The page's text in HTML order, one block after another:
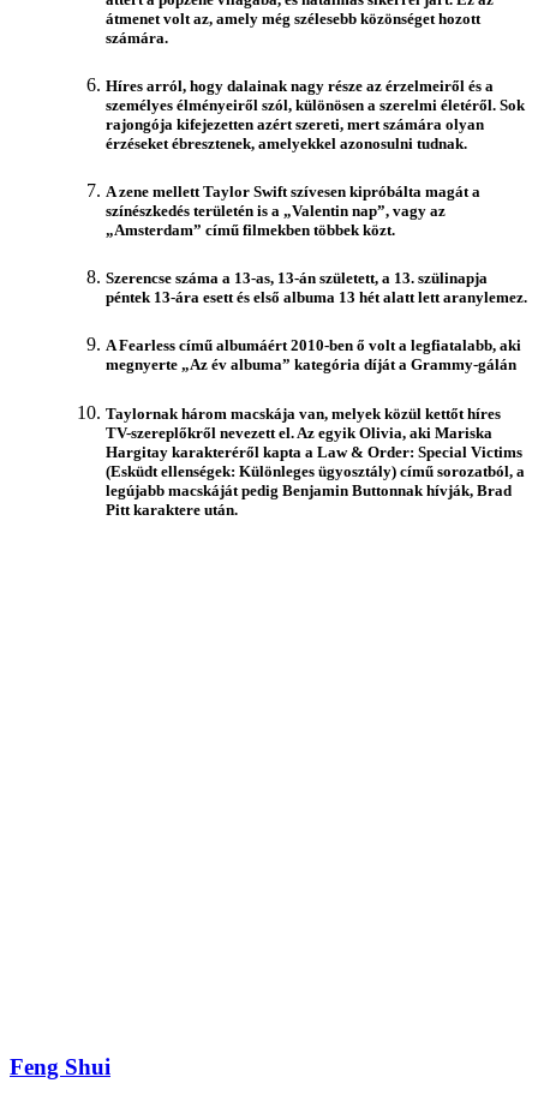
átmenet volt az, amely még szélesebb közönséget hozott
számára.
Híres arról, hogy dalainak nagy része az érzelmeiről és a
személyes élményeiről szól, különösen a szerelmi életéről. Sok
rajongója kifejezetten azért szereti, mert számára olyan
érzéseket ébresztenek, amelyekkel azonosulni tudnak.
A zene mellett Taylor Swift szívesen kipróbálta magát a
színészkedés területén is a „Valentin nap”, vagy az
„Amsterdam” című filmekben többek közt.
Szerencse száma a 13-as, 13-án született, a 13. szülinapja
péntek 13-ára esett és első albuma 13 hét alatt lett aranylemez.
A Fearless című albumáért 2010-ben ő volt a legfiatalabb, aki
megnyerte „Az év albuma” kategória díját a Grammy-gálán
Taylornak három macskája van, melyek közül kettőt híres
TV-szereplőkről nevezett el. Az egyik Olivia, aki Mariska
Hargitay karakteréről kapta a Law & Order: Special Victims
(Esküdt ellenségek: Különleges ügyosztály) című sorozatból, a
legújabb macskáját pedig Benjamin Buttonnak hívják, Brad
Pitt karaktere után.
Feng Shui